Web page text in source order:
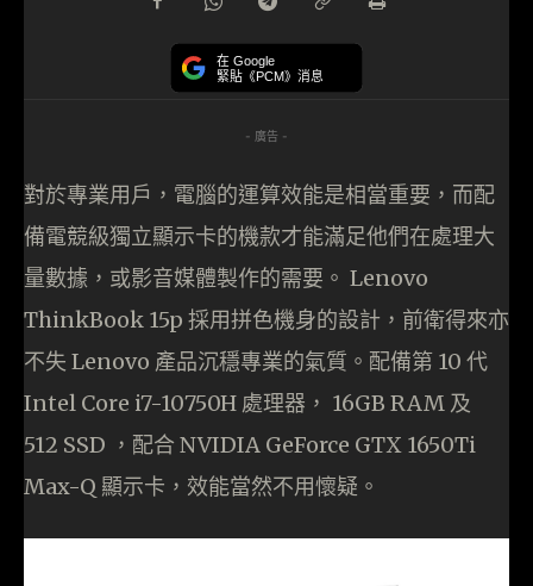
在 Google
緊貼《PCM》消息
- 廣告 -
對於專業用戶，電腦的運算效能是相當重要，而配
備電競級獨立顯示卡的機款才能滿足他們在處理大
量數據，或影音媒體製作的需要。 Lenovo
ThinkBook 15p 採用拼色機身的設計，前衛得來亦
不失 Lenovo 產品沉穩專業的氣質。配備第 10 代
Intel Core i7-10750H 處理器， 16GB RAM 及
512 SSD ，配合 NVIDIA GeForce GTX 1650Ti
Max-Q 顯示卡，效能當然不用懷疑。